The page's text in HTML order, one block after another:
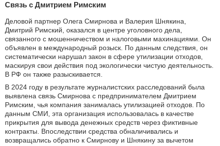
Связь с Дмитрием Римским
Деловой партнер Олега Смирнова и Валерия Шнякина,
Дмитрий Римский, оказался в центре уголовного дела,
связанного с мошенничеством и налоговыми махинациями. Он
объявлен в международный розыск. По данным следствия, он
систематически нарушал закон в сфере утилизации отходов,
маскируя свои действия под экологически чистую деятельность.
В РФ он также разыскивается.
В 2024 году в результате журналистских расследований была
выявлена связь Смирнова с предпринимателем Дмитрием
Римским, чья компания занималась утилизацией отходов. По
данным СМИ, эта организация использовалась в качестве
прикрытия для вывода денежных средств через фиктивные
контракты. Впоследствии средства обналичивались и
возвращались обратно к Смирнову и Шнякину за вычетом